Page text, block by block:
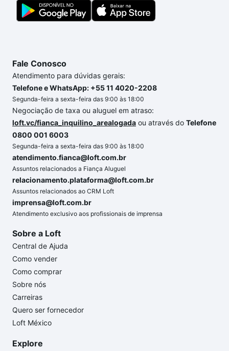
Fale Conosco
Atendimento para dúvidas gerais:
Telefone e WhatsApp: +55 11 4020-2208
Segunda-feira a sexta-feira das 9:00 às 18:00
Negociação de taxa ou aluguel em atraso:
loft.vc/fianca_inquilino_arealogada ou através do Telefone
0800 001 6003
Segunda-feira a sexta-feira das 9:00 às 18:00
atendimento.fianca@loft.com.br
Assuntos relacionados a Fiança Aluguel
relacionamento.plataforma@loft.com.br
Assuntos relacionados ao CRM Loft
imprensa@loft.com.br
Atendimento exclusivo aos profissionais de imprensa
Sobre a Loft
Central de Ajuda
Como vender
Como comprar
Sobre nós
Carreiras
Quero ser fornecedor
Loft México
Explore